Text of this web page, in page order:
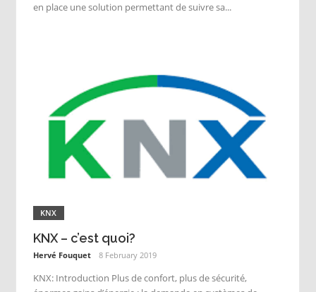
en place une solution permettant de suivre sa...
KNX
KNX – c’est quoi?
Hervé Fouquet 8 February 2019
KNX: Introduction Plus de confort, plus de sécurité,